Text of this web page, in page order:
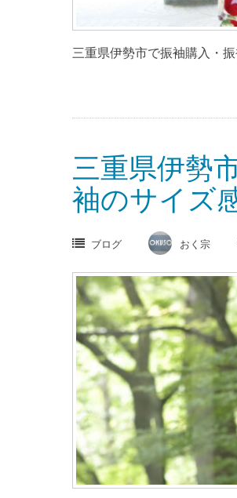
三重県伊勢市で振袖購入・
三重県伊勢
袖のサイズ
ブログ おく宗